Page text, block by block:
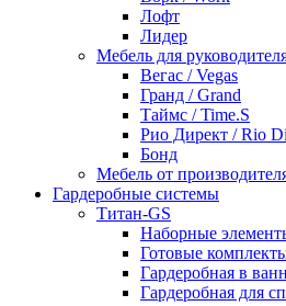
Лофт
Лидер
Мебель для
Вегас / Vegas
Гранд / Grand
Таймс / Time.S
Рио Директ / Rio
Бонд
Мебель от
Гардеробные системы
Титан-GS
Наборные
Готовые
Гардеробная в
Гардеробная для